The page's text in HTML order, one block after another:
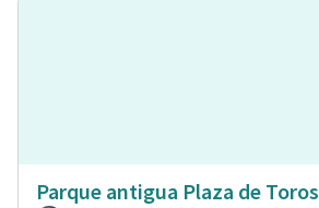
Parque antigua Plaza de Toros